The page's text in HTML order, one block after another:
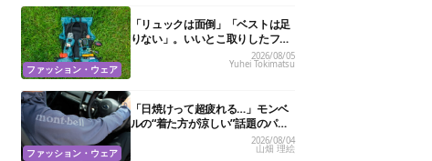
ファッション・ウェア
「リュックは面倒」「ベストは足
りない」。いいとこ取りしたフェ
ス特化バッグがあるんです2026/08/05
Yuhei Tokimatsu
ファッション・ウェア
「日焼けって超疲れる…」モンベ
ルの“着た方が涼しい”話題のパー
カ試したら、真夏の救世主だった
2026/08/04
山畑 理絵